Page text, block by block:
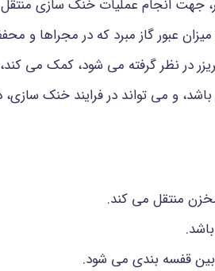
جهت انجام عملیات خنک سازی
عبور گاز مبرد که در مجراها و
در نظر گرفته می شود، کمک می کند،
و می تواند در فرایند خنک سازی،
منتقل می کند.
قفسه بندی می شود.